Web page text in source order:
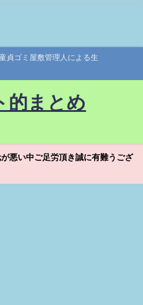
ゴミ屋敷管理人による生
まとめ
悪い中ご足労頂き誠に有難うござ